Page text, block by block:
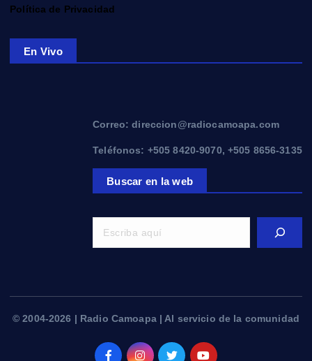
Política de Privacidad
En Vivo
Correo: direccion@radiocamoapa.com
Teléfonos: +505 8420-9070, +505 8656-3135
Buscar en la web
© 2004-2026 | Radio Camoapa | Al servicio de la comunidad